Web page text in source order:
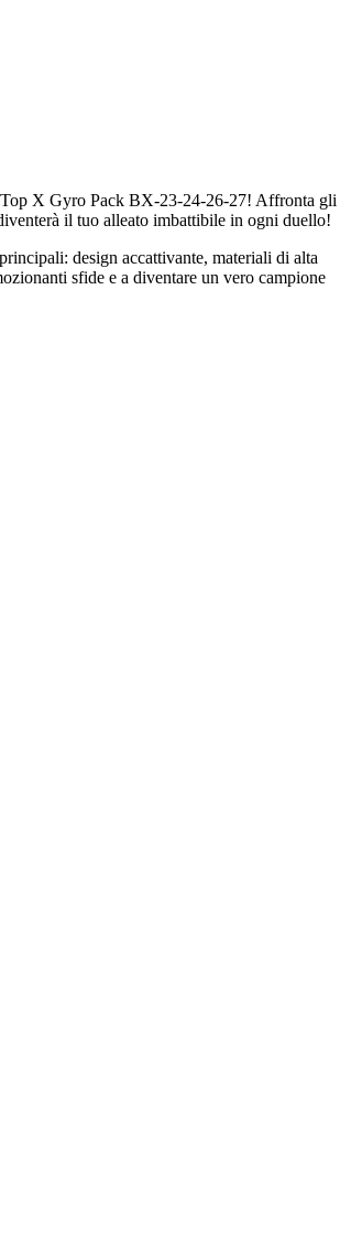
X Gyro Pack BX-23-24-26-27! Affronta gli
il tuo alleato imbattibile in ogni duello!
design accattivante, materiali di alta
sfide e a diventare un vero campione